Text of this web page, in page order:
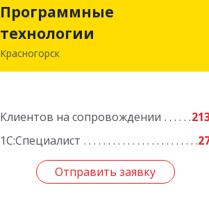
Программные
технологии
Красногорск
Клиентов на сопровождении
1С:Специалист
Отправить заявку
Программные
Отправить заявку